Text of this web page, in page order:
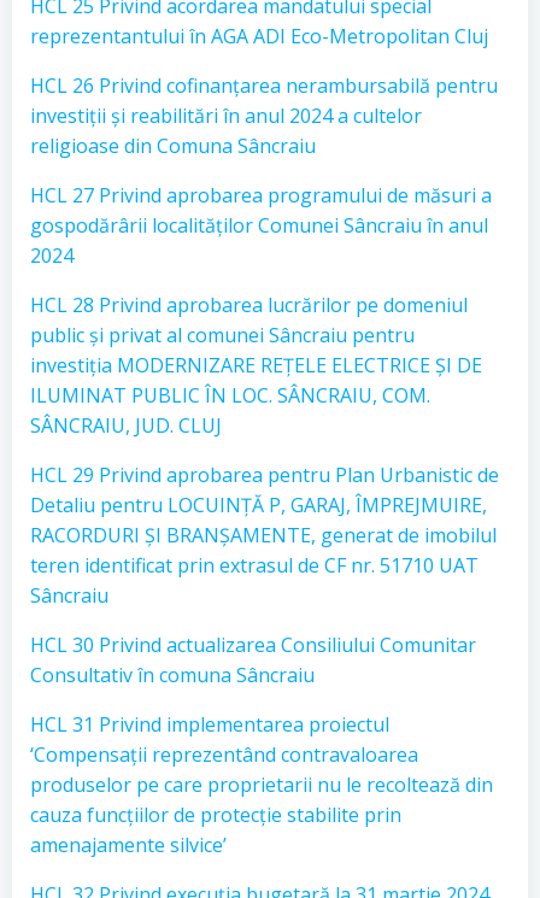
HCL 25 Privind acordarea mandatului special
reprezentantului în AGA ADI Eco-Metropolitan Cluj
HCL 26 Privind cofinanțarea nerambursabilă pentru
investiții și reabilitări în anul 2024 a cultelor
religioase din Comuna Sâncraiu
HCL 27 Privind aprobarea programului de măsuri a
gospodărârii localităților Comunei Sâncraiu în anul
2024
HCL 28 Privind aprobarea lucrărilor pe domeniul
public și privat al comunei Sâncraiu pentru
investiția MODERNIZARE REȚELE ELECTRICE ȘI DE
ILUMINAT PUBLIC ÎN LOC. SÂNCRAIU, COM.
SÂNCRAIU, JUD. CLUJ
HCL 29 Privind aprobarea pentru Plan Urbanistic de
Detaliu pentru LOCUINȚĂ P, GARAJ, ÎMPREJMUIRE,
RACORDURI ȘI BRANȘAMENTE, generat de imobilul
teren identificat prin extrasul de CF nr. 51710 UAT
Sâncraiu
HCL 30 Privind actualizarea Consiliului Comunitar
Consultativ în comuna Sâncraiu
HCL 31 Privind implementarea proiectul
‘Compensații reprezentând contravaloarea
produselor pe care proprietarii nu le recoltează din
cauza funcțiilor de protecție stabilite prin
amenajamente silvice’